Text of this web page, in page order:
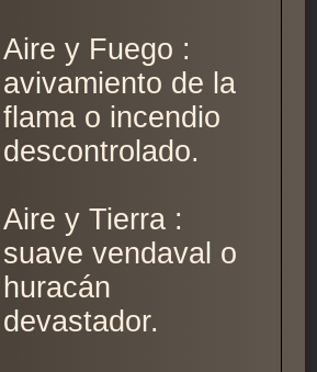
Aire y Fuego :
avivamiento de la
flama o incendio
descontrolado.
Aire y Tierra :
suave vendaval o
huracán
devastador.